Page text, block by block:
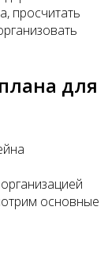
просчитать
для
основные